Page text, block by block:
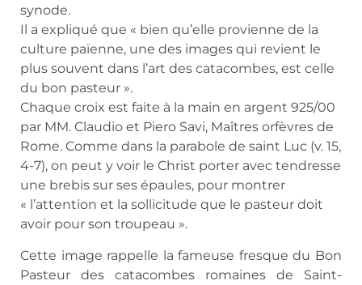
synode.
Il a expliqué que « bien qu’elle provienne de la
culture païenne, une des images qui revient le
plus souvent dans l’art des catacombes, est celle
du bon pasteur ».
Chaque croix est faite à la main en argent 925/00
par MM. Claudio et Piero Savi, Maîtres orfèvres de
Rome. Comme dans la parabole de saint Luc (v. 15,
4-7), on peut y voir le Christ porter avec tendresse
une brebis sur ses épaules, pour montrer
« l’attention et la sollicitude que le pasteur doit
avoir pour son troupeau ».
Cette image rappelle la fameuse fresque du Bon
Pasteur des catacombes romaines de Saint-